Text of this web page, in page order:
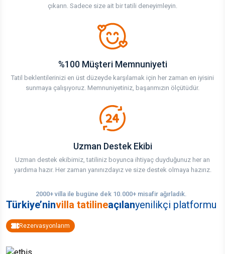
çıkarın. Sadece size ait bir tatili deneyimleyin.
%100 Müşteri Memnuniyeti
Tatil beklentilerinizi en üst düzeyde karşılamak için her zaman en iyisini
sunmaya çalışıyoruz. Memnuniyetiniz, başarımızın ölçütüdür.
Uzman Destek Ekibi
Uzman destek ekibimiz, tatiliniz boyunca ihtiyaç duyduğunuz her an
yardıma hazır. Her zaman yanınızdayız ve size destek olmaya hazırız.
2000+ villa ile bugüne dek 10.000+ misafir ağırladık.
Türkiye’ninvilla tatilineaçılanyenilikçi platformu
Rezervasyonlarım